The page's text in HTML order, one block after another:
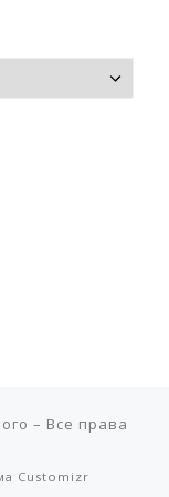
– Все права
Customizr